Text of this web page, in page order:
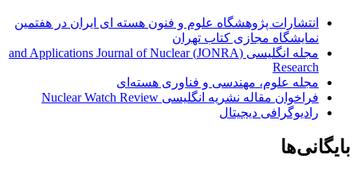
انتشارات پژوهشگاه علوم و فنون هسته ای ایران در هفتمین
نمایشگاه مجازی کتاب تهران
مجله انگلیسی (JONRA) and Applications Journal of Nuclear
Research
مجله علوم، مهندسی و فناوری هسته‌ای
فراخوان مقاله نشریه انگلیسی Nuclear Watch Review
رادیوگرافی دیجیتال
بایگانی‌ها